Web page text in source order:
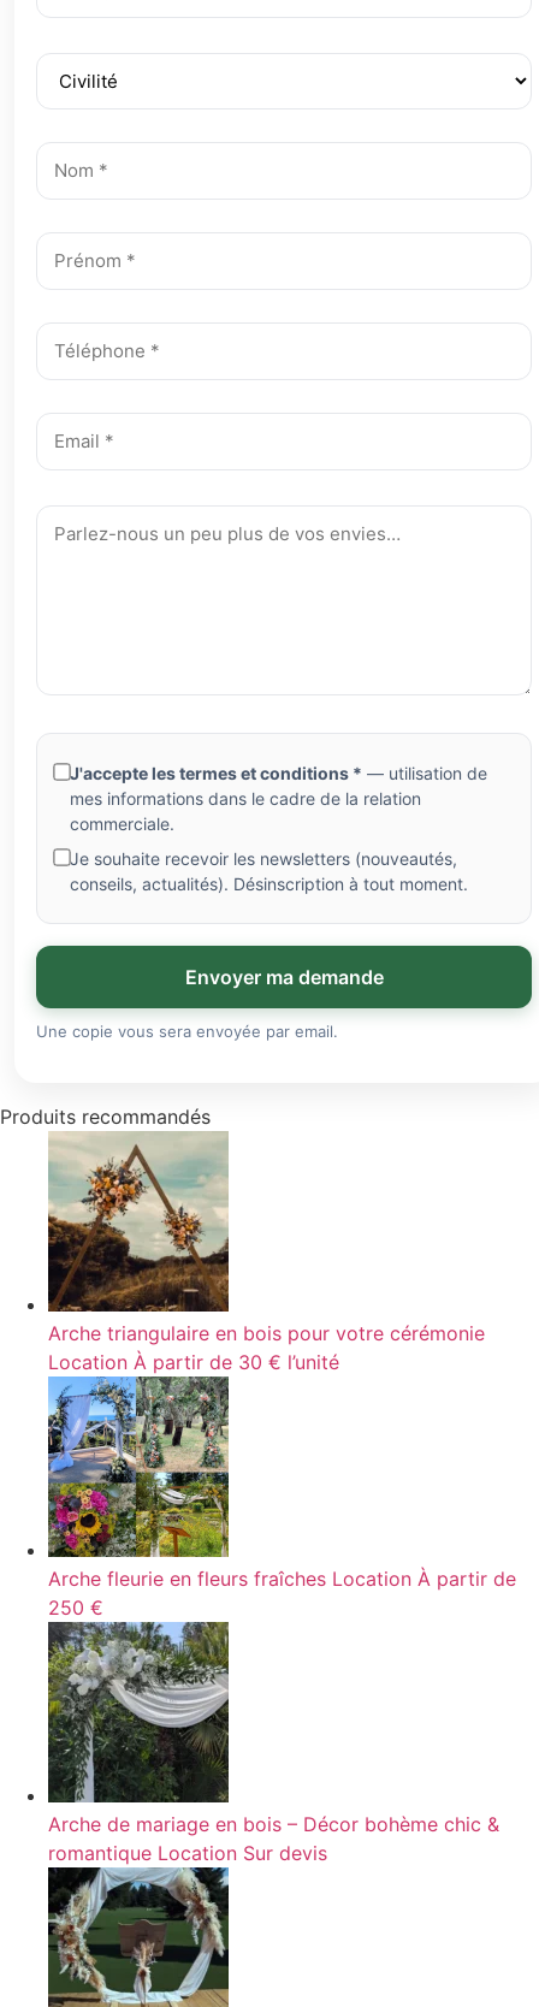
J'accepte les termes et conditions * — utilisation de
mes informations dans le cadre de la relation
commerciale.
Je souhaite recevoir les newsletters (nouveautés,
conseils, actualités). Désinscription à tout moment.
Envoyer ma demande
Une copie vous sera envoyée par email.
Produits recommandés
Arche triangulaire en bois pour votre cérémonie
Location À partir de 30 € l’unité
Arche fleurie en fleurs fraîches Location À partir de
250 €
Arche de mariage en bois – Décor bohème chic &
romantique Location Sur devis